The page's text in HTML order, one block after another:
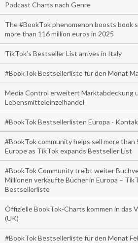
Podcast Charts nach Genre
The #BookTok phenomenon boosts book
more than 116 million euros in 2025
TikTok’s Bestseller List arrives in Italy
#BookTok Bestsellerliste für den Monat
Media Control erweitert Marktabdeckung
Lebensmitteleinzelhandel
#BookTok Bestsellerlisten Europa -
#BookTok community helps sell more than
Europe as TikTok expands Bestseller List
#BookTok Community treibt weiter
Millionen verkaufte Bücher in Europa –
Bestsellerliste
Offizielle BookTok-Charts kommen in das
(UK)
#BookTok Bestsellerliste für den Monat